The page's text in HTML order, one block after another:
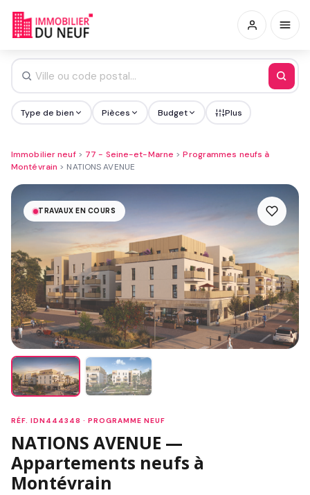
Type de bien Pièces Budget Plus
Immobilier neuf> 77 - Seine-et-Marne >Programmes neufs à
Montévrain > NATIONS AVENUE
TRAVAUX EN COURS
RÉF. IDN444348 · PROGRAMME NEUF
NATIONS AVENUE —
Appartements neufs à
Montévrain